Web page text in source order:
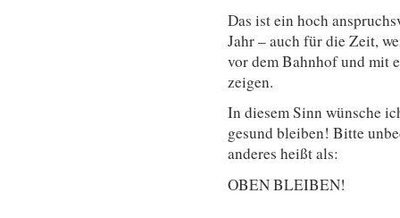
Das ist ein hoch
Jahr – auch für die Zeit,
vor dem Bahnhof und mit
zeigen.
In diesem Sinn wünsche
gesund bleiben! Bitte
anderes heißt als:
OBEN BLEIBEN!